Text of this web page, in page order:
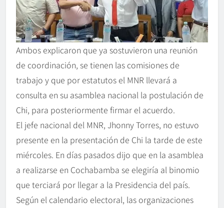
Ambos explicaron que ya sostuvieron una reunión
de coordinación, se tienen las comisiones de
trabajo y que por estatutos el MNR llevará a
consulta en su asamblea nacional la postulación de
Chi, para posteriormente firmar el acuerdo.
El jefe nacional del MNR, Jhonny Torres, no estuvo
presente en la presentación de Chi la tarde de este
miércoles. En días pasados dijo que en la asamblea
a realizarse en Cochabamba se elegiría al binomio
que terciará por llegar a la Presidencia del país.
Según el calendario electoral, las organizaciones